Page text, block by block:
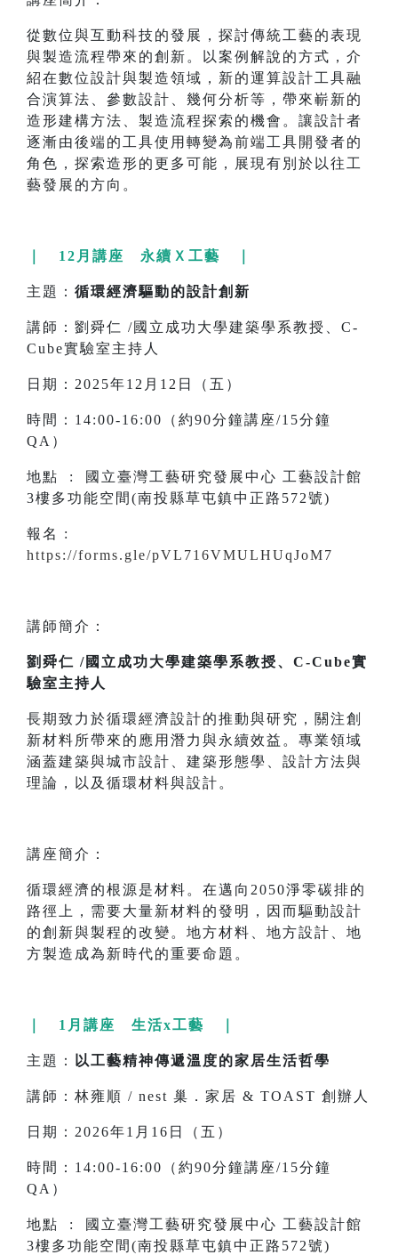
從數位與互動科技的發展，探討傳統工藝的表現
與製造流程帶來的創新。以案例解說的方式，介
紹在數位設計與製造領域，新的運算設計工具融
合演算法、參數設計、幾何分析等，帶來嶄新的
造形建構方法、製造流程探索的機會。讓設計者
逐漸由後端的工具使用轉變為前端工具開發者的
角色，探索造形的更多可能，展現有別於以往工
藝發展的方向。
｜ 12月講座 永續Ｘ工藝 ｜
主題： 循環經濟驅動的設計創新
講師：劉舜仁 /國立成功大學建築學系教授、C-
Cube實驗室主持人
日期：2025年12月12日（五）
時間：14:00-16:00（約90分鐘講座/15分鐘
QA）
地點 : 國立臺灣工藝研究發展中心 工藝設計館
3樓多功能空間(南投縣草屯鎮中正路572號)
報名 :
https://forms.gle/pVL716VMULHUqJoM7
講師簡介：
劉舜仁 /國立成功大學建築學系教授、C-Cube實
驗室主持人
長期致力於循環經濟設計的推動與研究，關注創
新材料所帶來的應用潛力與永續效益。專業領域
涵蓋建築與城市設計、建築形態學、設計方法與
理論，以及循環材料與設計。
講座簡介：
循環經濟的根源是材料。在邁向2050淨零碳排的
路徑上，需要大量新材料的發明，因而驅動設計
的創新與製程的改變。地方材料、地方設計、地
方製造成為新時代的重要命題。
｜ 1月講座 生活x工藝 ｜
主題： 以工藝精神傳遞溫度的家居生活哲學
講師：林雍順 / nest 巢．家居 & TOAST 創辦人
日期：2026年1月16日（五）
時間：14:00-16:00（約90分鐘講座/15分鐘
QA）
地點 : 國立臺灣工藝研究發展中心 工藝設計館
3樓多功能空間(南投縣草屯鎮中正路572號)